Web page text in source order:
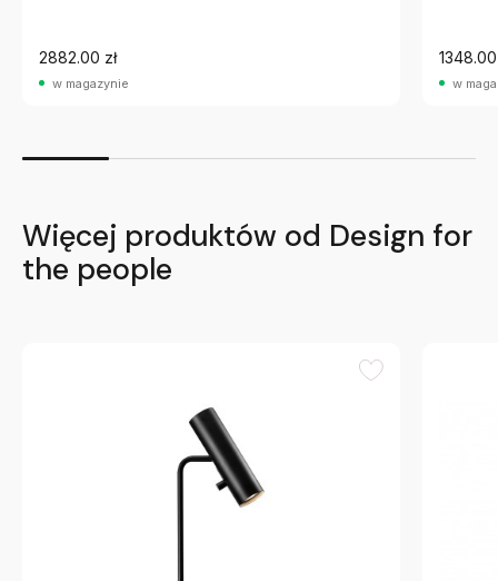
2882.00 zł
w magazynie
1348.00
w
Więcej produktów od Design for
the people